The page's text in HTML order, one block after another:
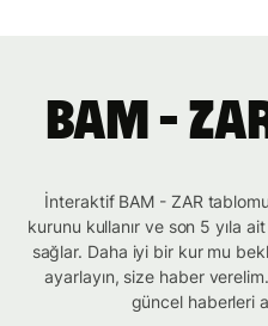
BAM -
İnteraktif BAM - ZAR
kurunu kullanır ve son 5 yıla
sağlar. Daha iyi bir kur mu
ayarlayın, size haber
güncel haberleri